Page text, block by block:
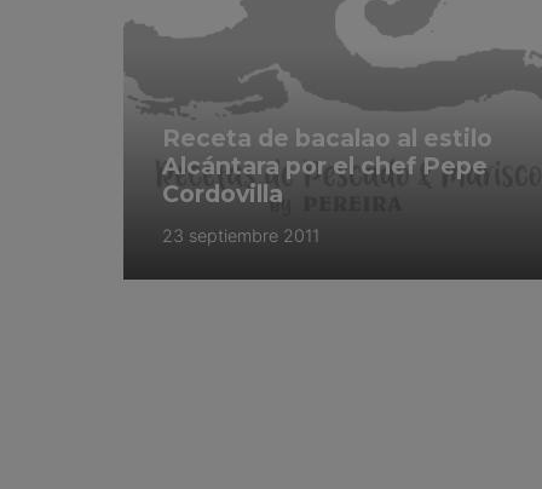
Receta de bacalao al estilo
Alcántara por el chef Pepe
Cordovilla
23 septiembre 2011